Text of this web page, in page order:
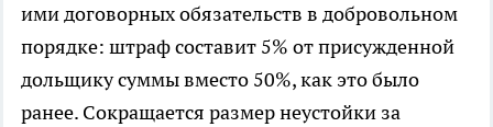
ими договорных обязательств в добровольном
порядке: штраф составит 5% от присужденной
дольщику суммы вместо 50%, как это было
ранее. Сокращается размер неустойки за